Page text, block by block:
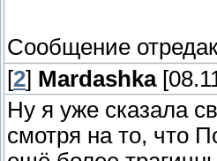
Сообщение
[2] Mardashka
Ну я уже сказала
смотря на то, что